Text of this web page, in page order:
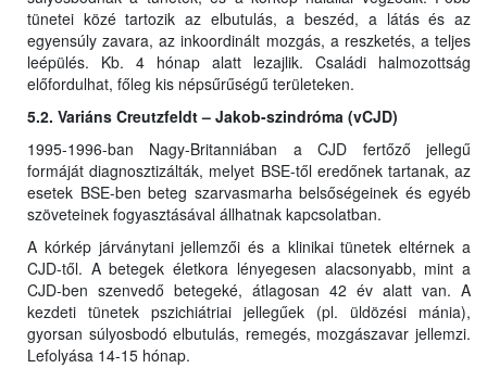
tünetei közé tartozik az elbutulás, a beszéd, a látás és az
egyensúly zavara, az inkoordinált mozgás, a reszketés, a teljes
leépülés. Kb. 4 hónap alatt lezajlik. Családi halmozottság
előfordulhat, főleg kis népsűrűségű területeken.
5.2. Variáns Creutzfeldt – Jakob-szindróma (vCJD)
1995-1996-ban Nagy-Britanniában a CJD fertőző jellegű
formáját diagnosztizálták, melyet BSE-től eredőnek tartanak, az
esetek BSE-ben beteg szarvasmarha belsőségeinek és egyéb
szöveteinek fogyasztásával állhatnak kapcsolatban.
A kórkép járványtani jellemzői és a klinikai tünetek eltérnek a
CJD-től. A betegek életkora lényegesen alacsonyabb, mint a
CJD-ben szenvedő betegeké, átlagosan 42 év alatt van. A
kezdeti tünetek pszichiátriai jellegűek (pl. üldözési mánia),
gyorsan súlyosbodó elbutulás, remegés, mozgászavar jellemzi.
Lefolyása 14-15 hónap.